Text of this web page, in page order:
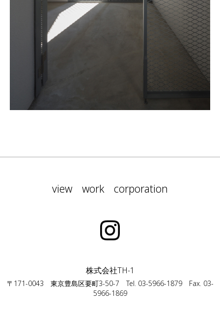
view work corporation
株式会社TH-1
〒171-0043 東京豊島区要町3-50-7 Tel. 03-5966-1879 Fax. 03-
5966-1869